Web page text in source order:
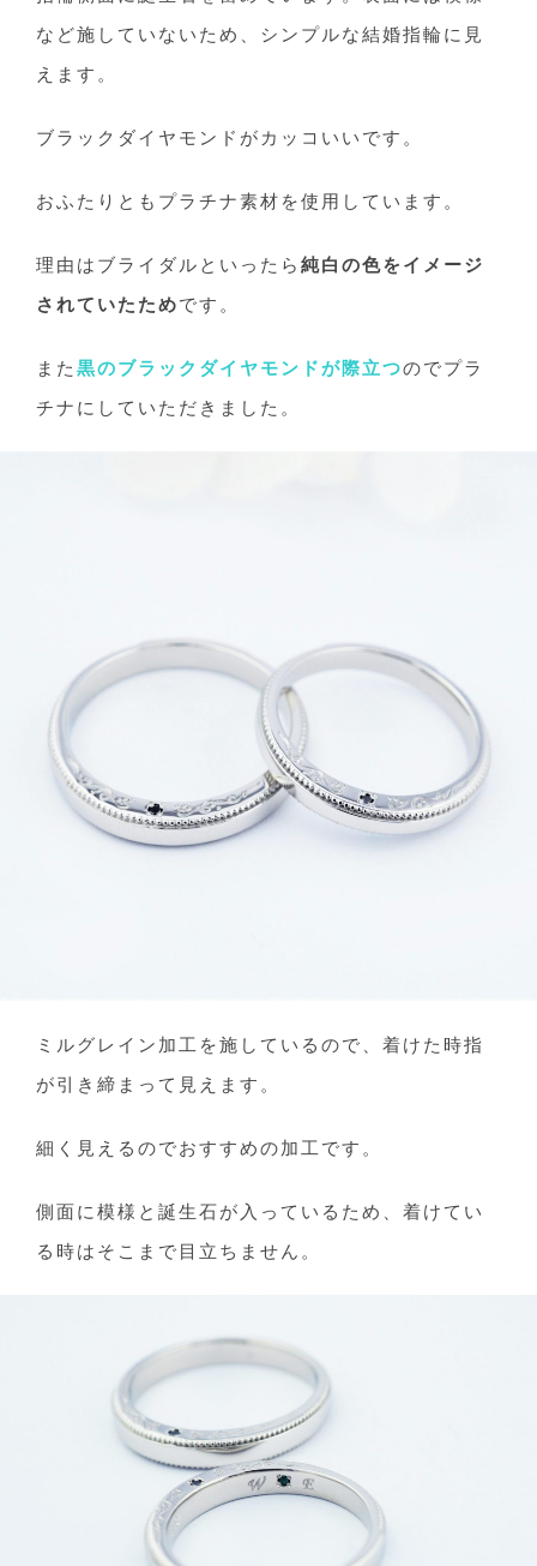
など施していないため、シンプルな結婚指輪に見
えます。
ブラックダイヤモンドがカッコいいです。
おふたりともプラチナ素材を使用しています。
理由はブライダルといったら純白の色をイメージ
されていたためです。
また黒のブラックダイヤモンドが際立つのでプラ
チナにしていただきました。
ミルグレイン加工を施しているので、着けた時指
が引き締まって見えます。
細く見えるのでおすすめの加工です。
側面に模様と誕生石が入っているため、着けてい
る時はそこまで目立ちません。